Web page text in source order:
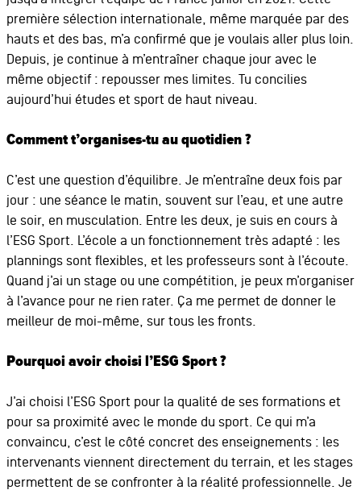
première sélection internationale, même marquée par des
hauts et des bas, m’a confirmé que je voulais aller plus loin.
Depuis, je continue à m’entraîner chaque jour avec le
même objectif : repousser mes limites. Tu concilies
aujourd’hui études et sport de haut niveau.
Comment t’organises-tu au quotidien ?
C’est une question d’équilibre. Je m’entraîne deux fois par
jour : une séance le matin, souvent sur l’eau, et une autre
le soir, en musculation. Entre les deux, je suis en cours à
l’ESG Sport. L’école a un fonctionnement très adapté : les
plannings sont flexibles, et les professeurs sont à l’écoute.
Quand j’ai un stage ou une compétition, je peux m’organiser
à l’avance pour ne rien rater. Ça me permet de donner le
meilleur de moi-même, sur tous les fronts.
Pourquoi avoir choisi l’ESG Sport ?
J’ai choisi l’ESG Sport pour la qualité de ses formations et
pour sa proximité avec le monde du sport. Ce qui m’a
convaincu, c’est le côté concret des enseignements : les
intervenants viennent directement du terrain, et les stages
permettent de se confronter à la réalité professionnelle. Je